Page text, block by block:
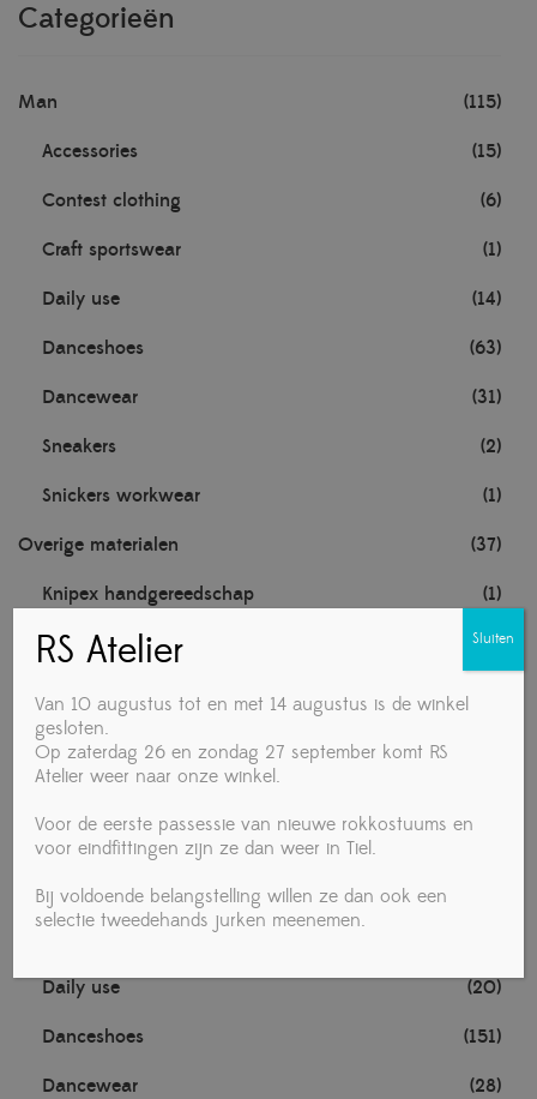
Categorieën
Man (115)
Accessories (15)
Contest clothing (6)
Craft sportswear (1)
Daily use (14)
Danceshoes (63)
Dancewear (31)
Sneakers (2)
Snickers workwear (1)
Overige materialen (37)
Knipex handgereedschap (1)
Noten (1)
TECHNISCHE MATERIALEN
Towa handschoenen
Vrouw
Accessories
Daily use (20)
Danceshoes (151)
Dancewear (28)
RS Atelier
Van 10 augustus tot en met 14 augustus is de winkel
gesloten.
Op zaterdag 26 en zondag 27 september komt RS
Atelier weer naar onze winkel.
Voor de eerste passessie van nieuwe rokkostuums en
voor eindfittingen zijn ze dan weer in Tiel.
Bij voldoende belangstelling willen ze dan ook een
selectie tweedehands jurken meenemen.
Sluiten